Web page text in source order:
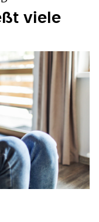
viele